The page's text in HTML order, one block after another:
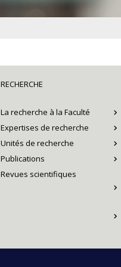
RECHERCHE
La recherche à la Faculté
Expertises de recherche
Unités de recherche
Publications
Revues scientifiques